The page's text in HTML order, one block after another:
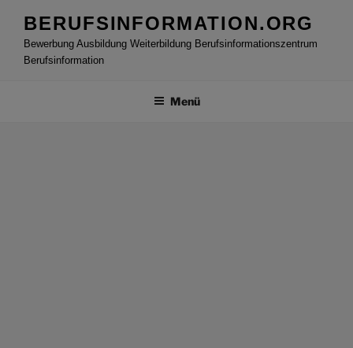
Inhalt
springen
BERUFSINFORMATION.ORG
Bewerbung Ausbildung Weiterbildung Berufsinformationszentrum
Berufsinformation
Menü